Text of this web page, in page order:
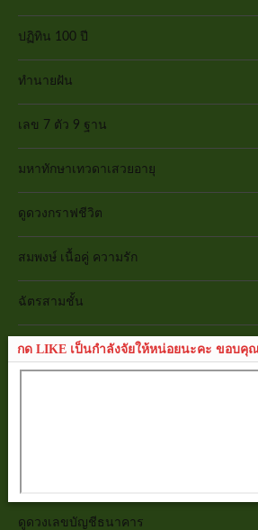
ปฏิทิน 100 ปี
ทำนายฝัน
เลข 7 ตัว 9 ฐาน
มหาทักษาเทวดาเสวยอายุ
ดูดวงกราฟชีวิต
สมพงษ์ เนื้อคู่ ความรัก
ฉัตรสามชั้น
ยามสามตา ยามของหาย
ดูดวงเลขบัญชีธนาคาร
กด LIKE เป็นกำลังจัยให้หน่อยนะคะ ขอบคุ